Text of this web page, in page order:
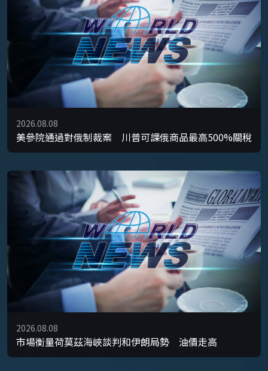
2026.08.08
美參院通過對俄制裁案 川普可課俄商品最高500%關稅
2026.08.08
市場衡量荷莫茲海峽談判和伊朗局勢 油價走高